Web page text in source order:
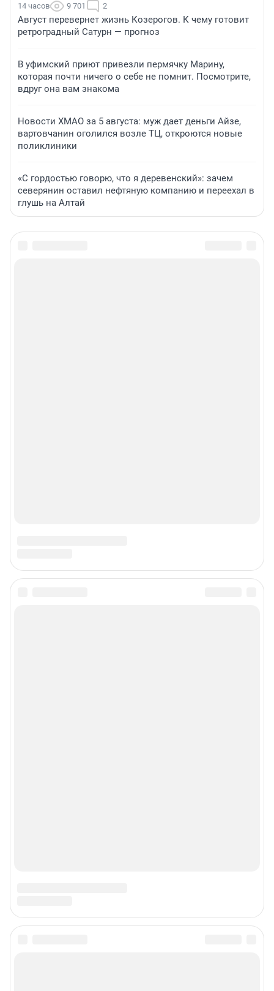
14 часов 9 701 2
Август перевернет жизнь Козерогов. К чему готовит
ретроградный Сатурн — прогноз
В уфимский приют привезли пермячку Марину,
которая почти ничего о себе не помнит. Посмотрите,
вдруг она вам знакома
Новости ХМАО за 5 августа: муж дает деньги Айзе,
вартовчанин оголился возле ТЦ, откроются новые
поликлиники
«С гордостью говорю, что я деревенский»: зачем
северянин оставил нефтяную компанию и переехал в
глушь на Алтай